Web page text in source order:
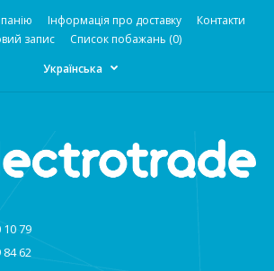
Інформація про доставку
Контакти
запис
Список побажань (0)
Українська
10 79
84 62